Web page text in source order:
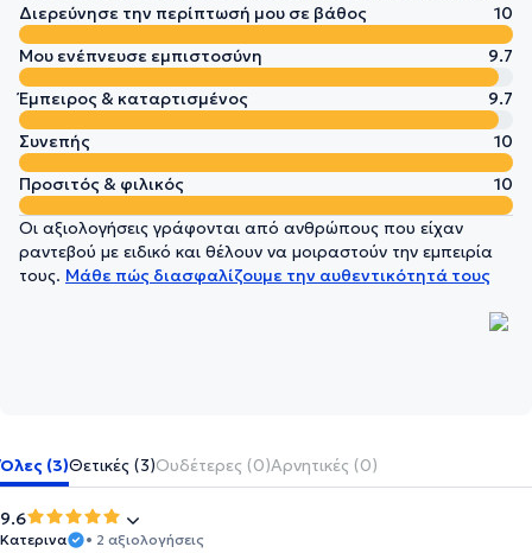
Διερεύνησε την περίπτωσή μου σε βάθος
10
Μου ενέπνευσε εμπιστοσύνη
9.7
Έμπειρος & καταρτισμένος
9.7
Συνεπής
10
Προσιτός & φιλικός
10
Οι αξιολογήσεις γράφονται από ανθρώπους που είχαν
ραντεβού με ειδικό και θέλουν να μοιραστούν την εμπειρία
τους. Μάθε πώς διασφαλίζουμε την αυθεντικότητά τους
Όλες (3)Θετικές (3)Ουδέτερες (0)Αρνητικές (0)
9.6
Κατερινα • 2 αξιολογήσεις